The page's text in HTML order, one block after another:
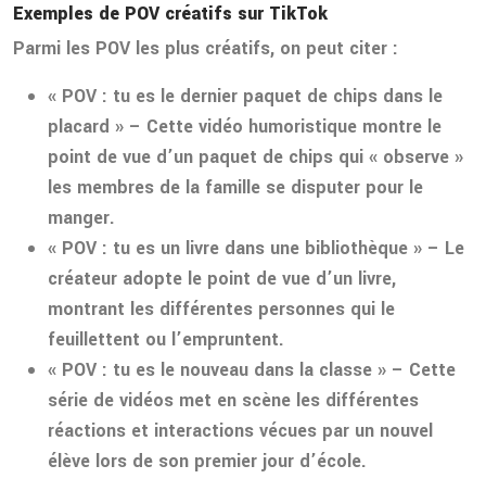
Exemples de POV créatifs sur TikTok
Parmi les POV les plus créatifs, on peut citer :
« POV : tu es le dernier paquet de chips dans le
placard » – Cette vidéo humoristique montre le
point de vue d’un paquet de chips qui « observe »
les membres de la famille se disputer pour le
manger.
« POV : tu es un livre dans une bibliothèque » – Le
créateur adopte le point de vue d’un livre,
montrant les différentes personnes qui le
feuillettent ou l’empruntent.
« POV : tu es le nouveau dans la classe » – Cette
série de vidéos met en scène les différentes
réactions et interactions vécues par un nouvel
élève lors de son premier jour d’école.